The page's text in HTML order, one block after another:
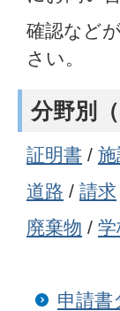
確認など
さい。
分野別
証明書 / 施
道路 / 請求
廃棄物 /
申請書